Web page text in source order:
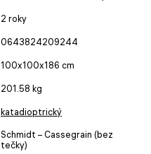
2 roky
0643824209244
100x100x186 cm
201.58 kg
katadioptrický
Schmidt – Cassegrain (bez
tečky)